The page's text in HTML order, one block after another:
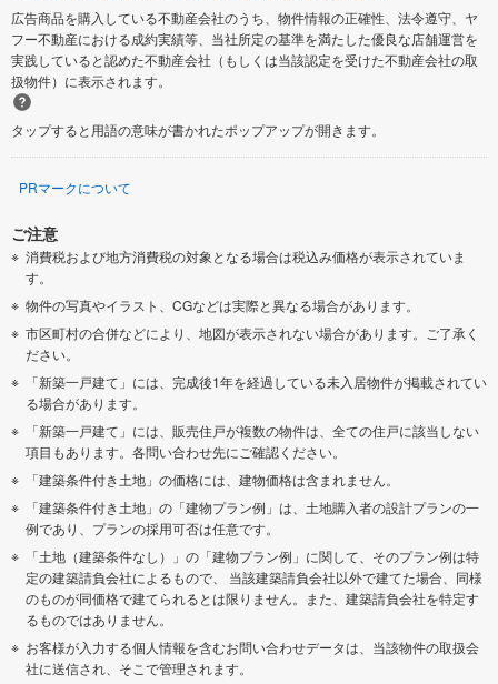
広告商品を購入している不動産会社のうち、物件情報の正確性、法令遵守、ヤ
フー不動産における成約実績等、当社所定の基準を満たした優良な店舗運営を
実践していると認めた不動産会社（もしくは当該認定を受けた不動産会社の取
扱物件）に表示されます。
タップすると用語の意味が書かれたポップアップが開きます。
PRマークについて
ご注意
消費税および地方消費税の対象となる場合は税込み価格が表示されていま
す。
物件の写真やイラスト、CGなどは実際と異なる場合があります。
市区町村の合併などにより、地図が表示されない場合があります。ご了承く
ださい。
「新築一戸建て」には、完成後1年を経過している未入居物件が掲載されてい
る場合があります。
「新築一戸建て」には、販売住戸が複数の物件は、全ての住戸に該当しない
項目もあります。各問い合わせ先にご確認ください。
「建築条件付き土地」の価格には、建物価格は含まれません。
「建築条件付き土地」の「建物プラン例」は、土地購入者の設計プランの一
例であり、プランの採用可否は任意です。
「土地（建築条件なし）」の「建物プラン例」に関して、そのプラン例は特
定の建築請負会社によるもので、 当該建築請負会社以外で建てた場合、同様
のものが同価格で建てられるとは限りません。また、建築請負会社を特定す
るものではありません。
お客様が入力する個人情報を含むお問い合わせデータは、当該物件の取扱会
社に送信され、そこで管理されます。